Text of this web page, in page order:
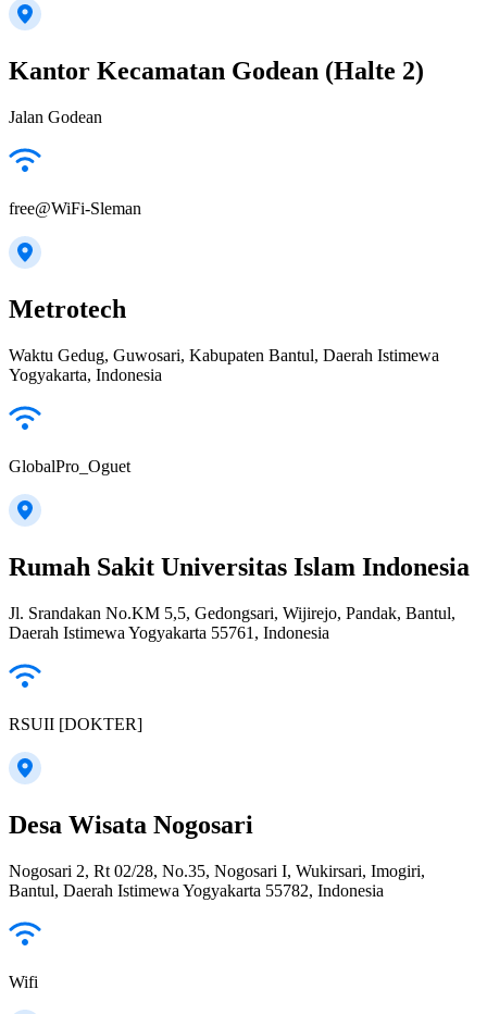
Kantor Kecamatan Godean (Halte 2)
Jalan Godean
free@WiFi-Sleman
Metrotech
Waktu Gedug, Guwosari, Kabupaten Bantul, Daerah Istimewa
Yogyakarta, Indonesia
GlobalPro_Oguet
Rumah Sakit Universitas Islam Indonesia
Jl. Srandakan No.KM 5,5, Gedongsari, Wijirejo, Pandak, Bantul,
Daerah Istimewa Yogyakarta 55761, Indonesia
RSUII [DOKTER]
Desa Wisata Nogosari
Nogosari 2, Rt 02/28, No.35, Nogosari I, Wukirsari, Imogiri,
Bantul, Daerah Istimewa Yogyakarta 55782, Indonesia
Wifi